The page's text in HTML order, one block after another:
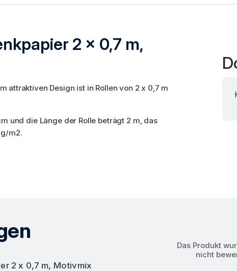
2 x 0,7 m,
attraktiven Design ist in Rollen von 2 x 0,7 m
und die Länge der Rolle beträgt 2 m, das
m2.
2 x 0,7 m, Motivmix
Das Produkt
nicht